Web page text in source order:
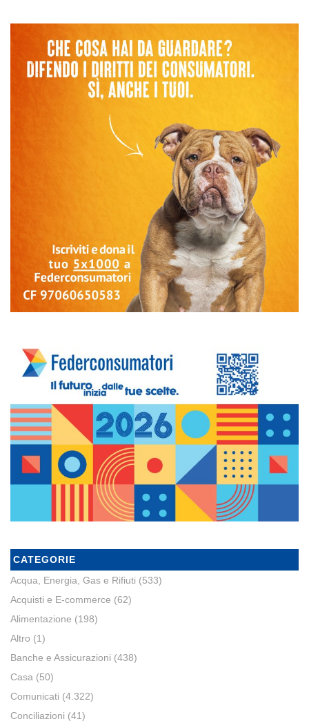
CATEGORIE
Acqua, Energia, Gas e Rifiuti (533)
Acquisti e E-commerce (62)
Alimentazione (198)
Altro (1)
Banche e Assicurazioni (438)
Casa (50)
Comunicati (4.322)
Conciliazioni (41)